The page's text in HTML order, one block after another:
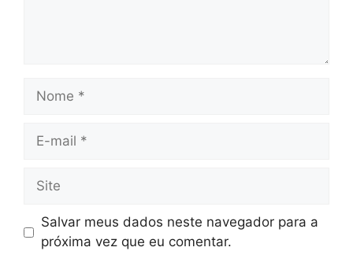
Nome
Site
Salvar meus dados neste navegador para a
próxima vez que eu comentar.